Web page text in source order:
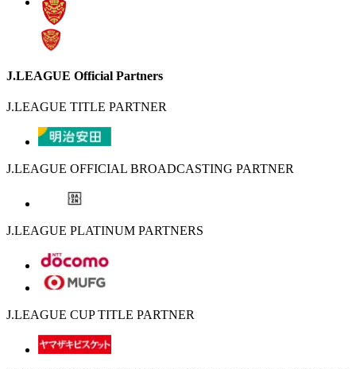
J.LEAGUE Official Partners
J.LEAGUE TITLE PARTNER
J.LEAGUE OFFICIAL BROADCASTING PARTNER
J.LEAGUE PLATINUM PARTNERS
J.LEAGUE CUP TITLE PARTNER